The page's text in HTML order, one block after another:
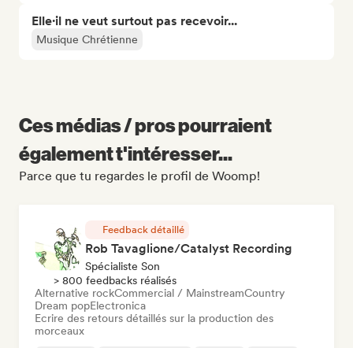
Elle·il ne veut surtout pas recevoir...
Musique Chrétienne
Ces médias / pros pourraient
également t'intéresser...
Parce que tu regardes le profil de Woomp!
Feedback détaillé
Rob Tavaglione/Catalyst Recording
Spécialiste Son
> 800 feedbacks réalisés
Alternative rockCommercial / MainstreamCountry
Dream popElectronica
Ecrire des retours détaillés sur la production des
morceaux